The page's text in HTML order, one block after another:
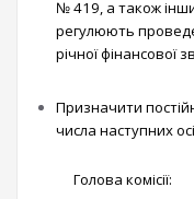
№ 419, а також
регулюють
річної фінансової
Призначити
числа наступних
Голова комісії: